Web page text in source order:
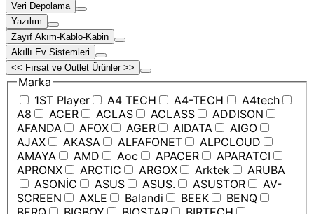
Veri Depolama
Yazılım
Zayıf Akım-Kablo-Kabin
Akıllı Ev Sistemleri
<< Fırsat ve Outlet Ürünler >>
Marka
1ST Player
A4 TECH A4-TECH
A4tech
A8
ACER ACLAS ACLASS
ADDISON
AFANDA
AFOX AGER AIDATA
AIGO
AJAX
AKASA ALFAFONET
ALPCLOUD
AMAYA
AMD Aoc APACER
APARATCI
APRONX
ARCTIC ARGOX Arktek
ARUBA
ASONİC
ASUS ASUS. ASUSTOR
AV-
SCREEN
AXLE Balandi BEEK
BENQ